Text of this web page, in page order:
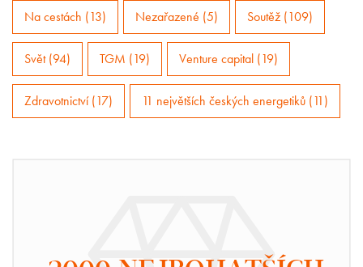
Na cestách (13) Nezařazené (5) Soutěž (109)
Svět (94) TGM (19) Venture capital (19)
Zdravotnictví (17) 11 největších českých energetiků (11)